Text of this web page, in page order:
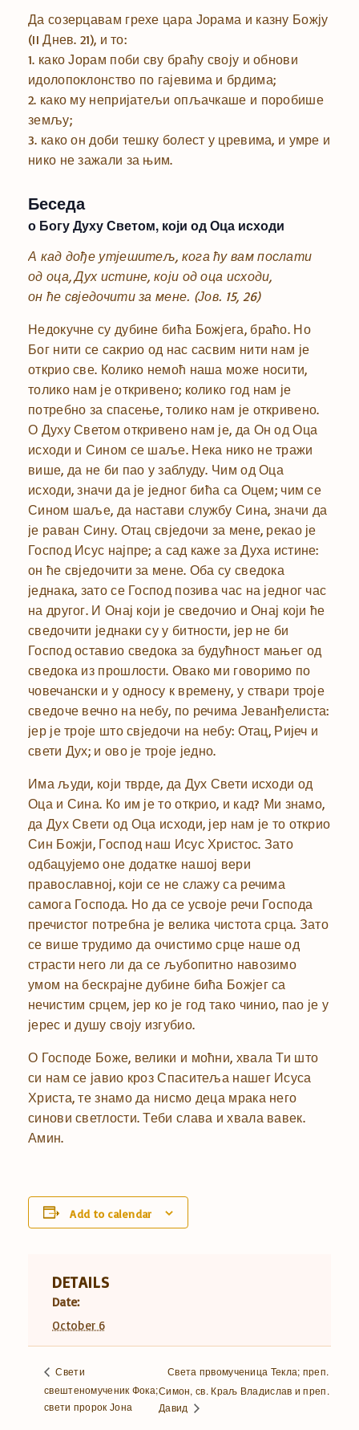
Да созерцавам грехе цара Јорама и казну Божју
(II Днев. 21), и то:
1. како Јорам поби сву браћу своју и обнови
идолопоклонство по гајевима и брдима;
2. како му непријатељи опљачкаше и поробише
земљу;
3. како он доби тешку болест у цревима, и умре и
нико не зажали за њим.
Беседа
о Богу Духу Светом, који од Оца исходи
А кад дође утјешитељ, кога ћу вам послати
од оца, Дух истине, који од оца исходи,
он ће свједочити за мене. (Јов. 15, 26)
Недокучне су дубине бића Божјега, браћо. Но
Бог нити се сакрио од нас сасвим нити нам је
открио све. Колико немоћ наша може носити,
толико нам је откривено; колико год нам је
потребно за спасење, толико нам је откривено.
О Духу Светом откривено нам је, да Он од Оца
исходи и Сином се шаље. Нека нико не тражи
више, да не би пао у заблуду. Чим од Оца
исходи, значи да је једног бића са Оцем; чим се
Сином шаље, да настави службу Сина, значи да
је раван Сину. Отац свједочи за мене, рекао је
Господ Исус најпре; а сад каже за Духа истине:
он ће свједочити за мене. Оба су сведока
једнака, зато се Господ позива час на једног час
на другог. И Онај који је сведочио и Онај који ће
сведочити једнаки су у битности, јер не би
Господ оставио сведока за будућност мањег од
сведока из прошлости. Овако ми говоримо по
човечански и у односу к времену, у ствари троје
сведоче вечно на небу, по речима Јеванђелиста:
јер је троје што свједочи на небу: Отац, Ријеч и
свети Дух; и ово је троје једно.
Има људи, који тврде, да Дух Свети исходи од
Оца и Сина. Ко им је то открио, и кад? Ми знамо,
да Дух Свети од Оца исходи, јер нам је то открио
Син Божји, Господ наш Исус Христос. Зато
одбацујемо оне додатке нашој вери
православној, који се не слажу са речима
самога Господа. Но да се усвоје речи Господа
пречистог потребна је велика чистота срца. Зато
се више трудимо да очистимо срце наше од
страсти него ли да се љубопитно навозимо
умом на бескрајне дубине бића Божјег са
нечистим срцем, јер ко је год тако чинио, пао је у
јерес и душу своју изгубио.
О Господе Боже, велики и моћни, хвала Ти што
си нам се јавио кроз Спаситеља нашег Исуса
Христа, те знамо да нисмо деца мрака него
синови светлости. Теби слава и хвала вавек.
Амин.
Add to calendar
DETAILS
Date:
October 6
Свети
свештеномученик Фока;
свети пророк Јона
Света првомученица Текла; преп.
Симон, св. Краљ Владислав и преп.
Давид